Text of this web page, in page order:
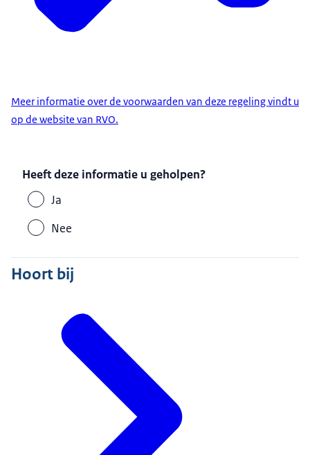
Meer informatie over de voorwaarden van deze regeling vindt u
op de website van RVO.
Heeft deze informatie u geholpen?
Ja
Nee
Hoort bij